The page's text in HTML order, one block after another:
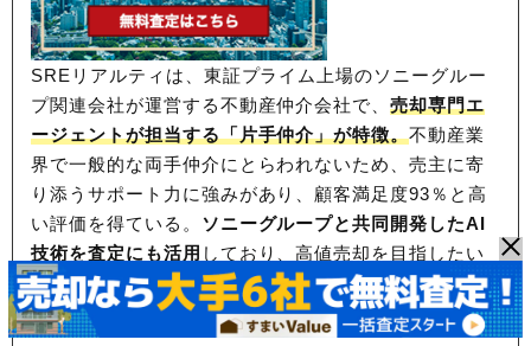
SREリアルティは、東証プライム上場のソニーグルー
プ関連会社が運営する不動産仲介会社で、売却専門エ
ージェントが担当する「片手仲介」が特徴。不動産業
界で一般的な両手仲介にとらわれないため、売主に寄
り添うサポート力に強みがあり、顧客満足度93％と高
い評価を得ている。 ソニーグループと共同開発したAI
技術を査定にも活用 しており、高値売却を目指したい
方におすすめだ。※対応エリア：東京都、神奈川県、千葉県、埼玉
県、大阪府、兵庫県、京都府